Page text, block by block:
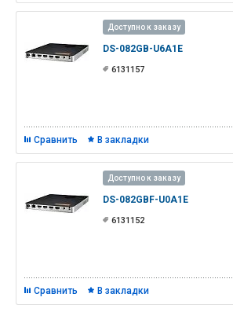
Доступно к заказу
DS-082GB-U6A1E
6131157
Сравнить В закладки
Доступно к заказу
DS-082GBF-U0A1E
6131152
Сравнить В закладки